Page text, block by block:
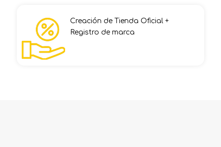
Creación de Tienda Oficial +
Registro de marca